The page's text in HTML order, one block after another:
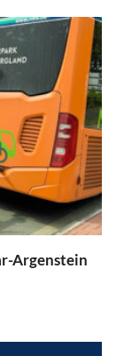
Argenstein